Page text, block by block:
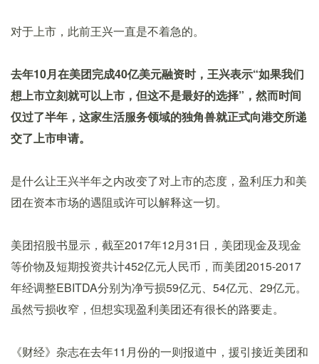
对于上市，此前王兴一直是不着急的。
去年10月在美团完成40亿美元融资时，王兴表示“如果我们
想上市立刻就可以上市，但这不是最好的选择”，然而时间
仅过了半年，这家生活服务领域的独角兽就正式向港交所递
交了上市申请。
是什么让王兴半年之内改变了对上市的态度，盈利压力和美
团在资本市场的遇阻或许可以解释这一切。
美团招股书显示，截至2017年12月31日，美团现金及现金
等价物及短期投资共计452亿元人民币，而美团2015-2017
年经调整EBITDA分别为净亏损59亿元、54亿元、29亿元。
虽然亏损收窄，但想实现盈利美团还有很长的路要走。
《财经》杂志在去年11月份的一则报道中，援引接近美团和